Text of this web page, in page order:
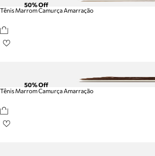
50% Off
Tênis Marrom Camurça Amarração
50% Off
Tênis Marrom Camurça Amarração